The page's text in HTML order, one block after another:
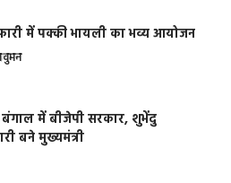
में पक्की भायली का भव्य आयोजन
वुमन
बंगाल में बीजेपी सरकार, शुभेंदु
बने मुख्यमंत्री